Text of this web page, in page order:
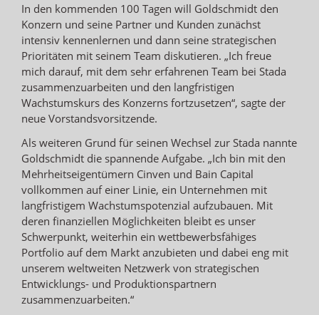
In den kommenden 100 Tagen will Goldschmidt den
Konzern und seine Partner und Kunden zunächst
intensiv kennenlernen und dann seine strategischen
Prioritäten mit seinem Team diskutieren. „Ich freue
mich darauf, mit dem sehr erfahrenen Team bei Stada
zusammenzuarbeiten und den langfristigen
Wachstumskurs des Konzerns fortzusetzen“, sagte der
neue Vorstandsvorsitzende.
Als weiteren Grund für seinen Wechsel zur Stada nannte
Goldschmidt die spannende Aufgabe. „Ich bin mit den
Mehrheitseigentümern Cinven und Bain Capital
vollkommen auf einer Linie, ein Unternehmen mit
langfristigem Wachstumspotenzial aufzubauen. Mit
deren finanziellen Möglichkeiten bleibt es unser
Schwerpunkt, weiterhin ein wettbewerbsfähiges
Portfolio auf dem Markt anzubieten und dabei eng mit
unserem weltweiten Netzwerk von strategischen
Entwicklungs- und Produktionspartnern
zusammenzuarbeiten.“